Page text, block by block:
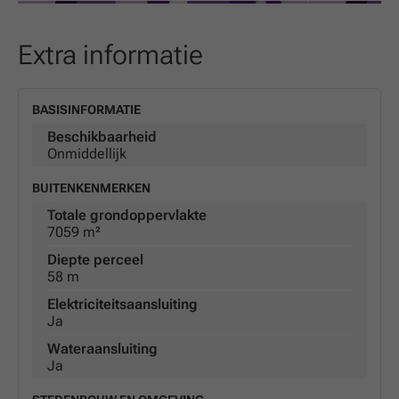
Extra informatie
BASISINFORMATIE
Beschikbaarheid
Onmiddellijk
BUITENKENMERKEN
Totale grondoppervlakte
7059 m²
Diepte perceel
58 m
Elektriciteitsaansluiting
Ja
Wateraansluiting
Ja